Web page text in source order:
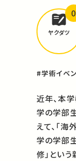
ヤクダツ
0
#学術イベ
近年、本
学の学部
えて、「
学の学部
修」とい